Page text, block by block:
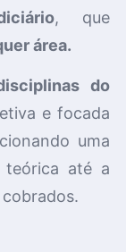
, que
área.
do
e focada
uma
teórica até a